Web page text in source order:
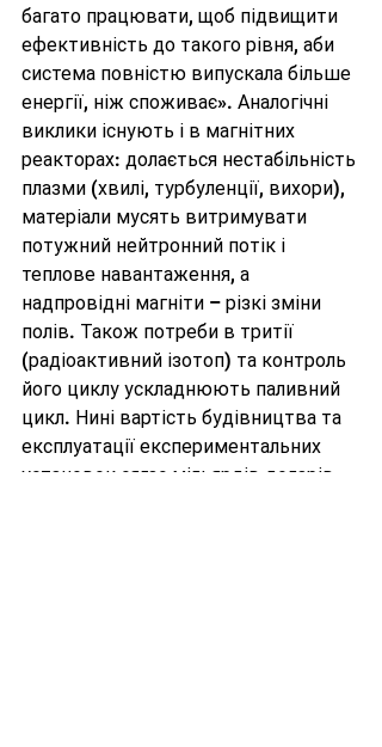
багато працювати, щоб підвищити
ефективність до такого рівня, аби
система повністю випускала більше
енергії, ніж споживає». Аналогічні
виклики існують і в магнітних
реакторах: долається нестабільність
плазми (хвилі, турбуленції, вихори),
матеріали мусять витримувати
потужний нейтронний потік і
теплове навантаження, а
надпровідні магніти – різкі зміни
полів. Також потреби в тритії
(радіоактивний ізотоп) та контроль
його циклу ускладнюють паливний
цикл. Нині вартість будівництва та
експлуатації експериментальних
установок сягає мільярдів доларів